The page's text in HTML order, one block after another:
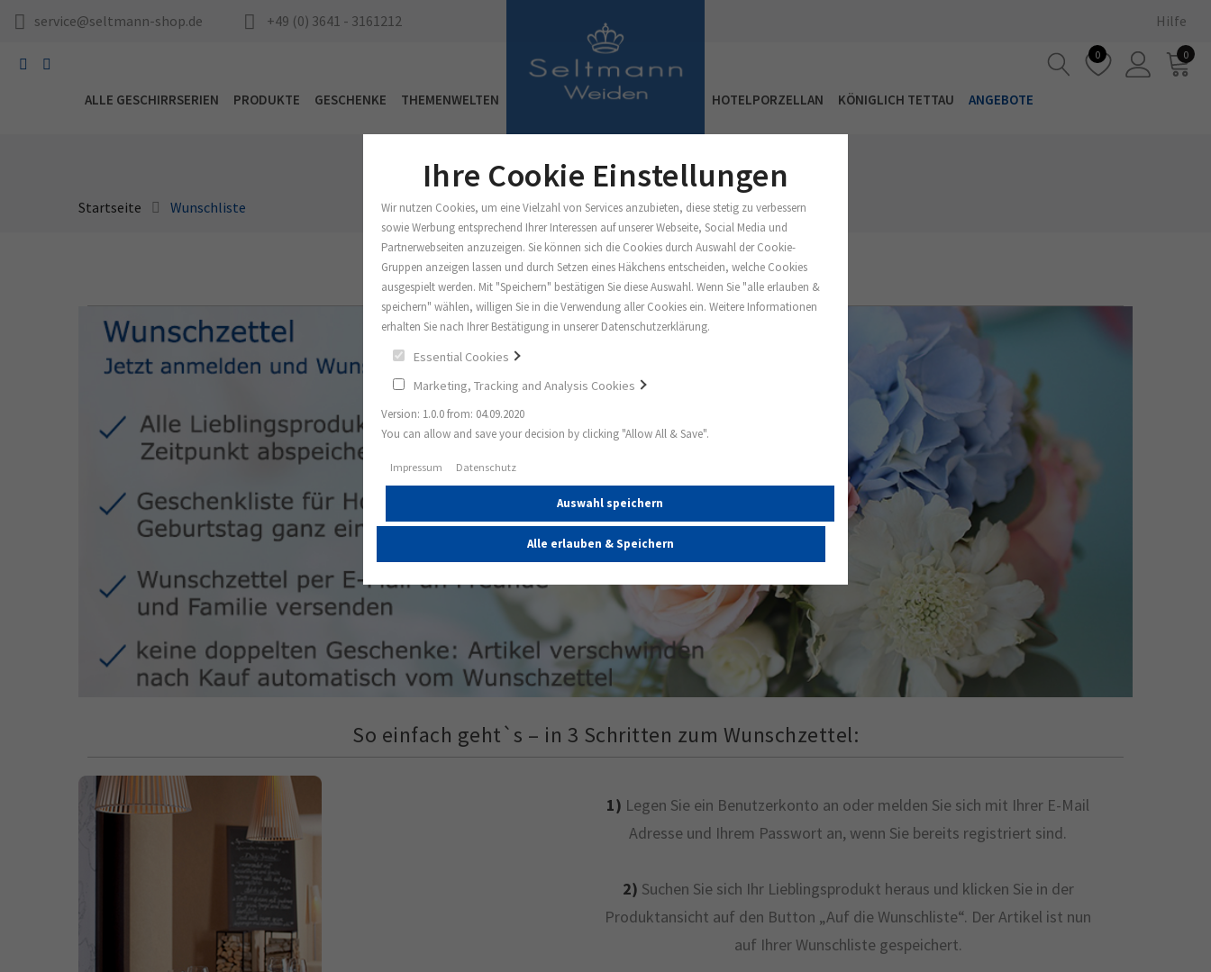
service@seltmann-shop.de +49 (0) 3641 - 3161212 Hilfe
ALLE GESCHIRRSERIEN PRODUKTE GESCHENKE THEMENWELTEN HOTELPORZELLAN KÖNIGLICH TETTAU ANGEBOTE
0 0
Startseite Wunschliste
Wunschliste
So einfach geht`s – in 3 Schritten zum Wunschzettel:
1) Legen Sie ein Benutzerkonto an oder melden Sie sich mit Ihrer E-Mail
Adresse und Ihrem Passwort an, wenn Sie bereits registriert sind.
2) Suchen Sie sich Ihr Lieblingsprodukt heraus und klicken Sie in der
Produktansicht auf den Button „Auf die Wunschliste“. Der Artikel ist nun
auf Ihrer Wunschliste gespeichert.
Ihre Cookie Einstellungen
Wir nutzen Cookies, um eine Vielzahl von Services anzubieten, diese stetig zu verbessern
sowie Werbung entsprechend Ihrer Interessen auf unserer Webseite, Social Media und
Partnerwebseiten anzuzeigen. Sie können sich die Cookies durch Auswahl der Cookie-
Gruppen anzeigen lassen und durch Setzen eines Häkchens entscheiden, welche Cookies
ausgespielt werden. Mit "Speichern" bestätigen Sie diese Auswahl. Wenn Sie "alle erlauben &
speichern" wählen, willigen Sie in die Verwendung aller Cookies ein. Weitere Informationen
erhalten Sie nach Ihrer Bestätigung in unserer Datenschutzerklärung.
Essential Cookies
Marketing, Tracking and Analysis Cookies
Version: 1.0.0 from: 04.09.2020
You can allow and save your decision by clicking "Allow All & Save".
Impressum Datenschutz
Auswahl speichern
Alle erlauben & Speichern